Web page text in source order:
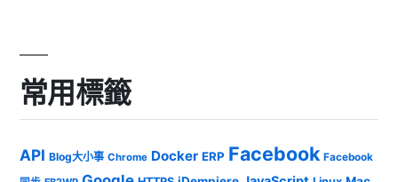
常用標籤
API Blog大小事 Chrome Docker ERP Facebook Facebook